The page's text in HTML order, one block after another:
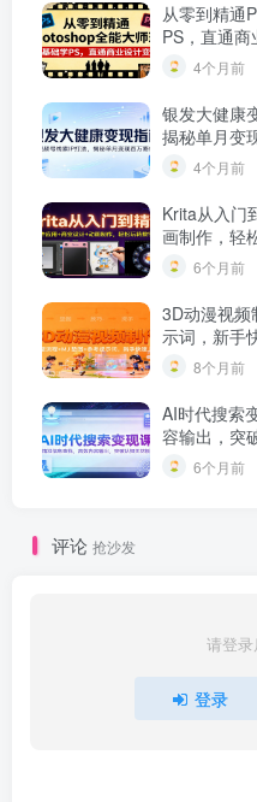
从零到精通
PS，直通
4个月前
银发大健康
揭秘单月变
4个月前
Krita从入门
画制作，轻
6个月前
3D动漫视频
示词，新手
8个月前
AI时代搜索
容输出，突
6个月前
评论 抢沙发
请登
登录